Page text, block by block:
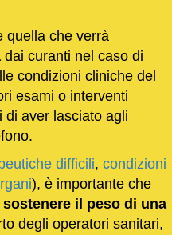
quella che verrà
dai curanti nel caso di
condizioni cliniche del
esami o interventi
di aver lasciato agli
difficili, condizioni
), è importante che
il peso di una
degli operatori sanitari,